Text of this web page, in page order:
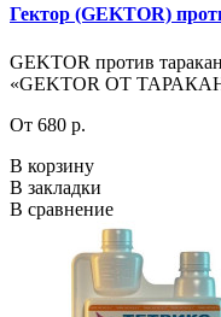
Гектор (GEKTOR)
GEKTOR против
«GEKTOR ОТ
От 680 р.
В корзину
В закладки
В сравнение